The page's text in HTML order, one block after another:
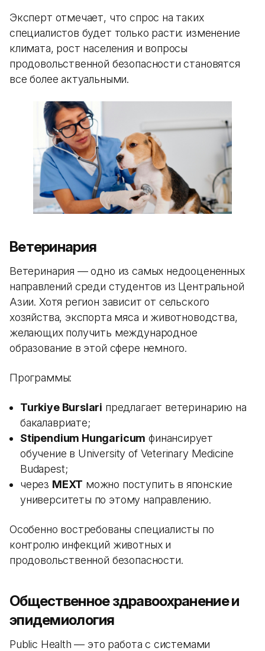
Эксперт отмечает, что спрос на таких
специалистов будет только расти: изменение
климата, рост населения и вопросы
продовольственной безопасности становятся
все более актуальными.
Ветеринария
Ветеринария — одно из самых недооцененных
направлений среди студентов из Центральной
Азии. Хотя регион зависит от сельского
хозяйства, экспорта мяса и животноводства,
желающих получить международное
образование в этой сфере немного.
Программы:
Turkiye Burslari предлагает ветеринарию на
бакалавриате;
Stipendium Hungaricum финансирует
обучение в University of Veterinary Medicine
Budapest;
через MEXT можно поступить в японские
университеты по этому направлению.
Особенно востребованы специалисты по
контролю инфекций животных и
продовольственной безопасности.
Общественное здравоохранение и
эпидемиология
Public Health — это работа с системами